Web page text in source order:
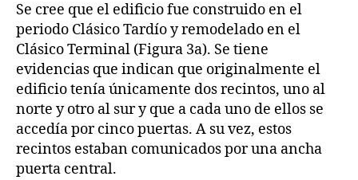
Se cree que el edificio fue construido en el
periodo Clásico Tardío y remodelado en el
Clásico Terminal (Figura 3a). Se tiene
evidencias que indican que originalmente el
edificio tenía únicamente dos recintos, uno al
norte y otro al sur y que a cada uno de ellos se
accedía por cinco puertas. A su vez, estos
recintos estaban comunicados por una ancha
puerta central.